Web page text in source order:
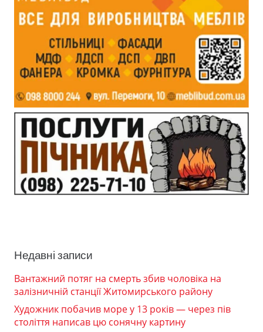
Недавні записи
Вантажний потяг на смерть збив чоловіка на
залізничній станції Житомирського району
Художник побачив море у 13 років — через пів
століття написав цю сонячну картину